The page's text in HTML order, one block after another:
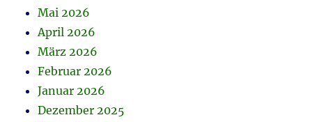
Mai 2026
April 2026
März 2026
Februar 2026
Januar 2026
Dezember 2025